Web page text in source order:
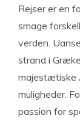
Rejser er en
smage
verden.
strand i
majestætiske
muligheder.
passion for